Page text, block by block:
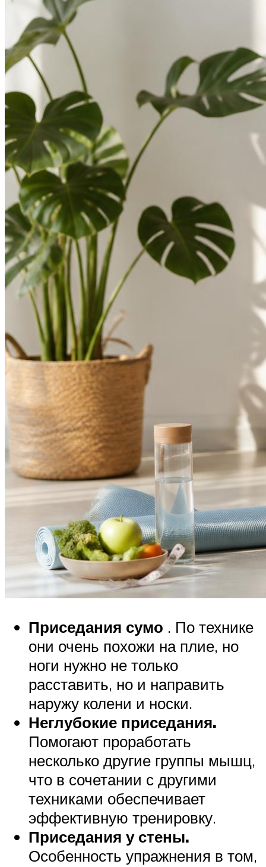
Приседания сумо . По технике
они очень похожи на плие, но
ноги нужно не только
расставить, но и направить
наружу колени и носки.
Неглубокие приседания.
Помогают проработать
несколько другие группы мышц,
что в сочетании с другими
техниками обеспечивает
эффективную тренировку.
Приседания у стены.
Особенность упражнения в том,